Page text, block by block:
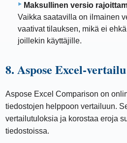
Maksullinen versio
Vaikka saatavilla on ilmainen
vaativat tilauksen, mikä ei
joillekin käyttäjille.
8. Aspose Excel-vertailu
Aspose Excel Comparison on
tiedostojen helppoon vertailuun.
​​vertailutuloksia ja korostaa eroja
tiedostoissa.